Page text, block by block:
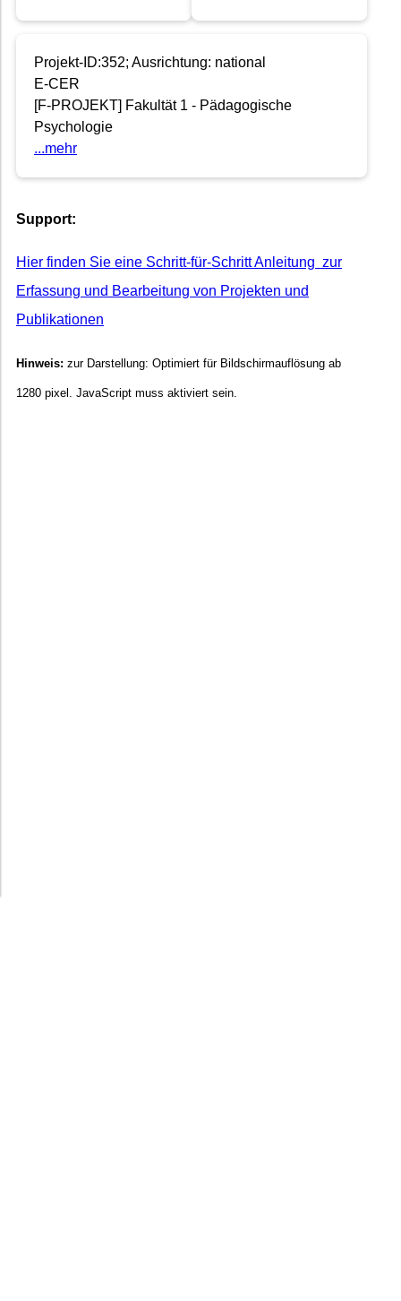
Projekt-ID:352; Ausrichtung: national
E-CER
[F-PROJEKT] Fakultät 1 - Pädagogische
Psychologie
...mehr
Support:
Hier finden Sie eine Schritt-für-Schritt Anleitung zur
Erfassung und Bearbeitung von Projekten und
Publikationen
Hinweis: zur Darstellung: Optimiert für Bildschirmauflösung ab
1280 pixel. JavaScript muss aktiviert sein.